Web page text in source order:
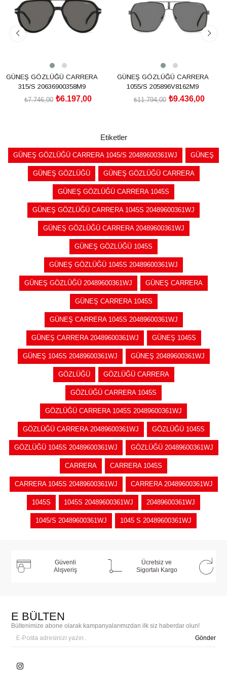
GÜNEŞ GÖZLÜĞÜ CARRERA
315/S 20636900358M9
₺6.197,00
₺7.746,00
GÜNEŞ GÖZLÜĞÜ CARRERA
1055/S 205896V8162M9
₺9.436,00
₺11.794,00
Etiketler
GÜNEŞ GÖZLÜĞÜ CARRERA 1045/S 20489600361WJ GÜNEŞ
GÜNEŞ GÖZLÜĞÜ GÜNEŞ GÖZLÜĞÜ CARRERA
GÜNEŞ GÖZLÜĞÜ CARRERA 1045S
GÜNEŞ GÖZLÜĞÜ CARRERA 1045S 20489600361WJ
GÜNEŞ GÖZLÜĞÜ CARRERA 20489600361WJ
GÜNEŞ GÖZLÜĞÜ 1045S
GÜNEŞ GÖZLÜĞÜ 1045S 20489600361WJ
GÜNEŞ GÖZLÜĞÜ 20489600361WJ GÜNEŞ CARRERA
GÜNEŞ CARRERA 1045S
GÜNEŞ CARRERA 1045S 20489600361WJ
GÜNEŞ CARRERA 20489600361WJ GÜNEŞ 1045S
GÜNEŞ 1045S 20489600361WJ GÜNEŞ 20489600361WJ
GÖZLÜĞÜ GÖZLÜĞÜ CARRERA
GÖZLÜĞÜ CARRERA 1045S
GÖZLÜĞÜ CARRERA 1045S 20489600361WJ
GÖZLÜĞÜ CARRERA 20489600361WJ GÖZLÜĞÜ 1045S
GÖZLÜĞÜ 1045S 20489600361WJ GÖZLÜĞÜ 20489600361WJ
CARRERA CARRERA 1045S
CARRERA 1045S 20489600361WJ CARRERA 20489600361WJ
1045S 1045S 20489600361WJ 20489600361WJ
1045/S 20489600361WJ 1045 S 20489600361WJ
Güvenli
Alışveriş
Ücretsiz ve
Sigortalı Kargo
E BÜLTEN
Bültenimize abone olarak kampanyalarımızdan ilk siz haberdar olun!
Gönder